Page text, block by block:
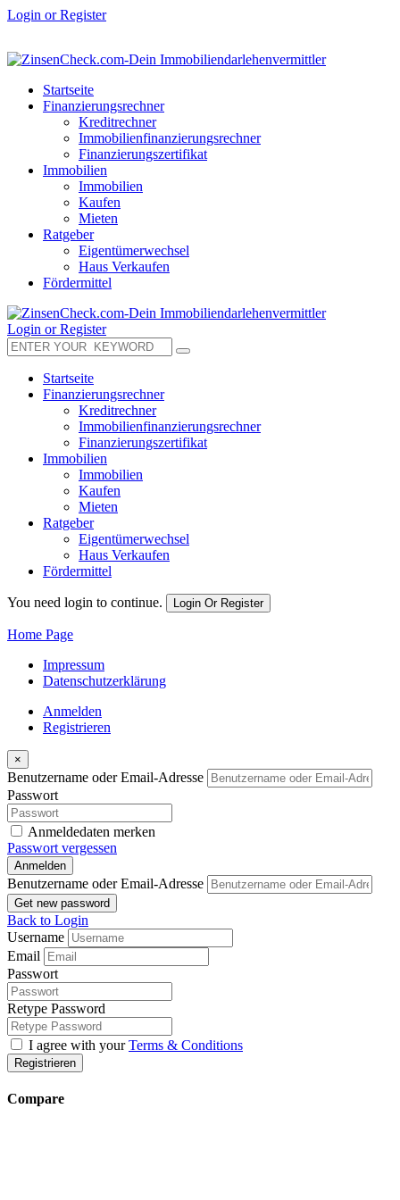
Login or Register
Startseite
Finanzierungsrechner
Kreditrechner
Immobilienfinanzierungsrechner
Finanzierungszertifikat
Immobilien
Immobilien
Kaufen
Mieten
Ratgeber
Eigentümerwechsel
Haus Verkaufen
Fördermittel
Login or Register
Startseite
Finanzierungsrechner
Kreditrechner
Immobilienfinanzierungsrechner
Finanzierungszertifikat
Immobilien
Immobilien
Kaufen
Mieten
Ratgeber
Eigentümerwechsel
Haus Verkaufen
Fördermittel
You need login to continue. Login Or Register
Home Page
Impressum
Datenschutzerklärung
Anmelden
Registrieren
×
Benutzername oder Email-Adresse
Passwort
Anmeldedaten merken
Passwort vergessen
Anmelden
Benutzername oder Email-Adresse
Get new password
Back to Login
Username
Email
Passwort
Retype Password
I agree with yourTerms & Conditions
Registrieren
Compare